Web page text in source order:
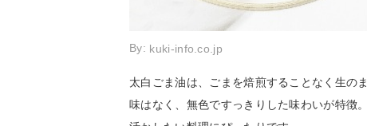
By: kuki-info.co.jp
太白ごま油は、ごまを焙煎することなく生の
味はなく、無色ですっきりした味わいが特徴